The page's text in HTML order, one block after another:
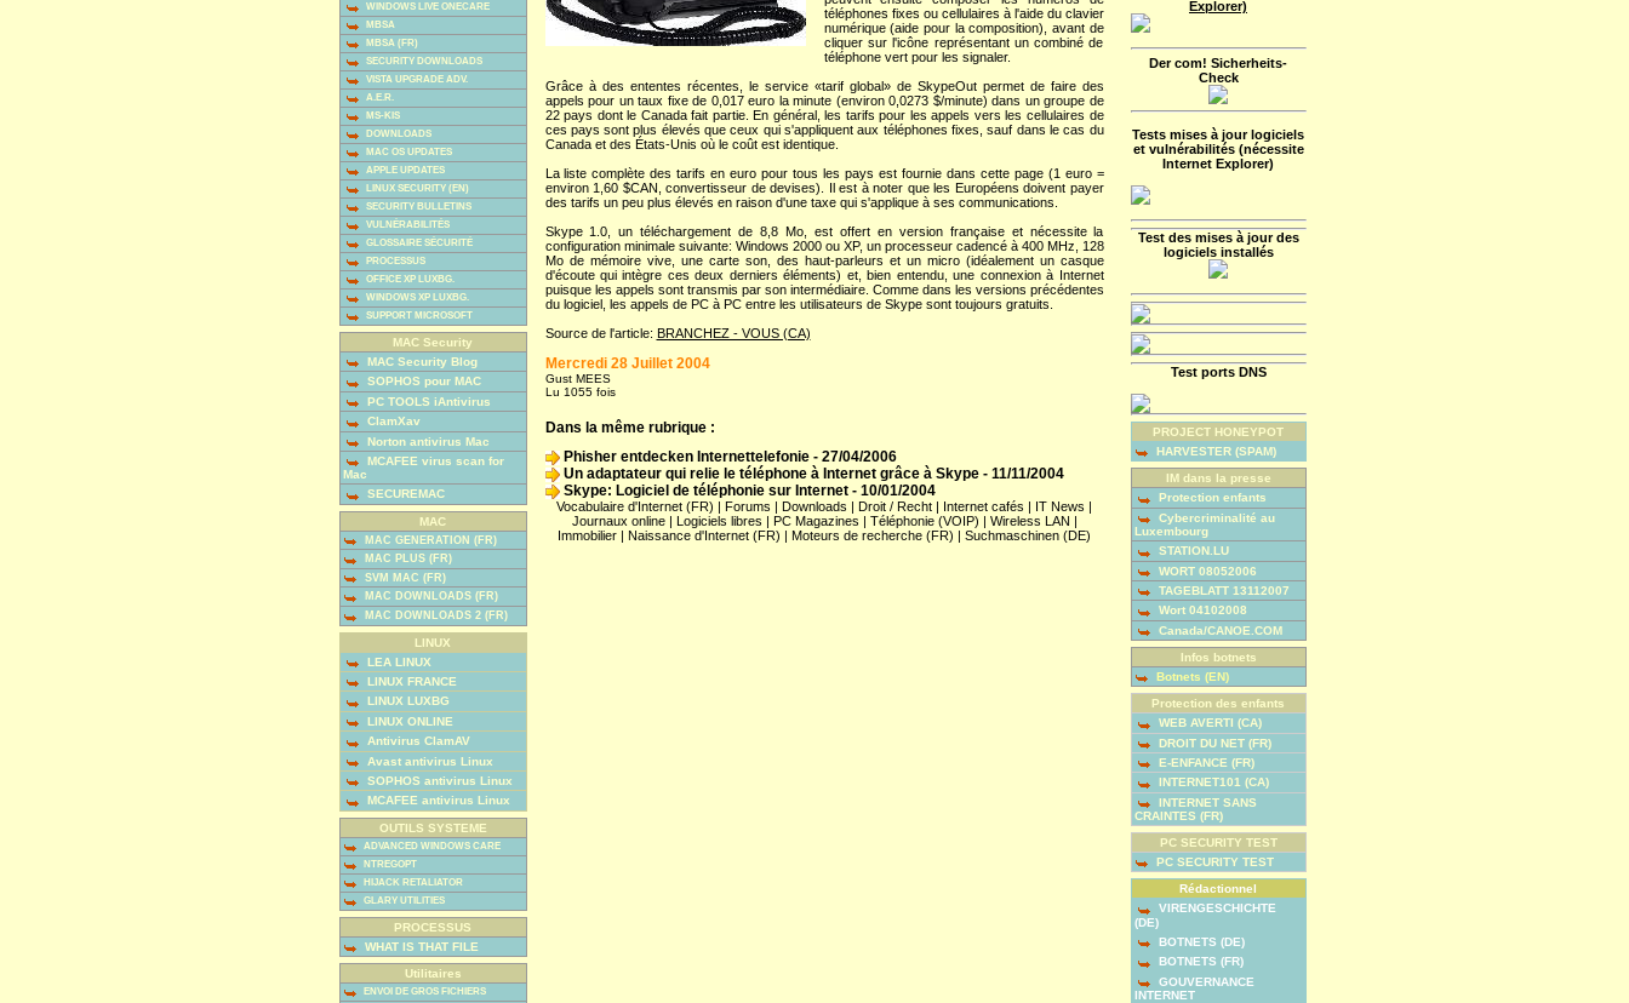
WINDOWS LIVE ONECARE
MBSA
MBSA (FR)
SECURITY DOWNLOADS
VISTA UPGRADE ADV.
A.E.R.
MS-KIS
DOWNLOADS
MAC OS UPDATES
APPLE UPDATES
LINUX SECURITY (EN)
SECURITY BULLETINS
VULNÉRABILITÉS
GLOSSAIRE SÉCURITÉ
PROCESSUS
OFFICE XP LUXBG.
WINDOWS XP LUXBG.
SUPPORT MICROSOFT
MAC Security
MAC Security Blog
SOPHOS pour MAC
PC TOOLS iAntivirus
ClamXav
Norton antivirus Mac
MCAFEE virus scan for
Mac
SECUREMAC
MAC
MAC GENERATION (FR)
MAC PLUS (FR)
SVM MAC (FR)
MAC DOWNLOADS (FR)
MAC DOWNLOADS 2 (FR)
LINUX
LEA LINUX
LINUX FRANCE
LINUX LUXBG
LINUX ONLINE
Antivirus ClamAV
Avast antivirus Linux
SOPHOS antivirus Linux
MCAFEE antivirus Linux
OUTILS SYSTEME
ADVANCED WINDOWS CARE
NTREGOPT
HIJACK RETALIATOR
GLARY UTILITIES
PROCESSUS
WHAT IS THAT FILE
Utilitaires
ENVOI DE GROS FICHIERS
téléphones fixes ou cellulaires à l'aide du clavier
numérique (aide pour la composition), avant de
cliquer sur l'icône représentant un combiné de
téléphone vert pour les signaler.
Grâce à des ententes récentes, le service «tarif global» de SkypeOut permet de faire des
appels pour un taux fixe de 0,017 euro la minute (environ 0,0273 $/minute) dans un groupe de
22 pays dont le Canada fait partie. En général, les tarifs pour les appels vers les cellulaires de
ces pays sont plus élevés que ceux qui s'appliquent aux téléphones fixes, sauf dans le cas du
Canada et des États-Unis où le coût est identique.
La liste complète des tarifs en euro pour tous les pays est fournie dans cette page (1 euro =
environ 1,60 $CAN, convertisseur de devises). Il est à noter que les Européens doivent payer
des tarifs un peu plus élevés en raison d'une taxe qui s'applique à ses communications.
Skype 1.0, un téléchargement de 8,8 Mo, est offert en version française et nécessite la
configuration minimale suivante: Windows 2000 ou XP, un processeur cadencé à 400 MHz, 128
Mo de mémoire vive, une carte son, des haut-parleurs et un micro (idéalement un casque
d'écoute qui intègre ces deux derniers éléments) et, bien entendu, une connexion à Internet
puisque les appels sont transmis par son intermédiaire. Comme dans les versions précédentes
du logiciel, les appels de PC à PC entre les utilisateurs de Skype sont toujours gratuits.
Source de l'article: BRANCHEZ - VOUS (CA)
Mercredi 28 Juillet 2004
Gust MEES
Lu 1055 fois
Dans la même rubrique :
Phisher entdecken Internettelefonie - 27/04/2006
Un adaptateur qui relie le téléphone à Internet grâce à Skype - 11/11/2004
Skype: Logiciel de téléphonie sur Internet - 10/01/2004
Vocabulaire d'Internet (FR) | Forums | Downloads | Droit / Recht | Internet cafés | IT News |
Journaux online | Logiciels libres | PC Magazines | Téléphonie (VOIP) | Wireless LAN |
Immobilier | Naissance d'Internet (FR) | Moteurs de recherche (FR) | Suchmaschinen (DE)
Explorer)
Der com! Sicherheits-
Check
Tests mises à jour logiciels
et vulnérabilités (nécessite
Internet Explorer)
Test des mises à jour des
logiciels installés
Test ports DNS
PROJECT HONEYPOT
HARVESTER (SPAM)
IM dans la presse
Protection enfants
Cybercriminalité au
Luxembourg
STATION.LU
WORT 08052006
TAGEBLATT 13112007
Wort 04102008
Canada/CANOE.COM
Infos botnets
Botnets (EN)
Protection des enfants
WEB AVERTI (CA)
DROIT DU NET (FR)
E-ENFANCE (FR)
INTERNET101 (CA)
INTERNET SANS
CRAINTES (FR)
PC SECURITY TEST
PC SECURITY TEST
Rédactionnel
VIRENGESCHICHTE
(DE)
BOTNETS (DE)
BOTNETS (FR)
GOUVERNANCE
INTERNET